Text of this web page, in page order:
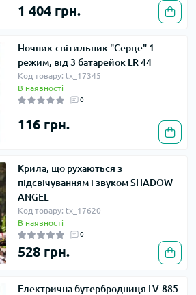
1 404 грн.
Ночник-світильник "Серце" 1
режим, від 3 батарейок LR 44
Код товару: tx_17345
В наявності
0
116 грн.
Крила, що рухаються з
підсвічуванням і звуком SHADOW
ANGEL
Код товару: tx_17620
В наявності
0
528 грн.
Електрична бутербродниця LV-885-